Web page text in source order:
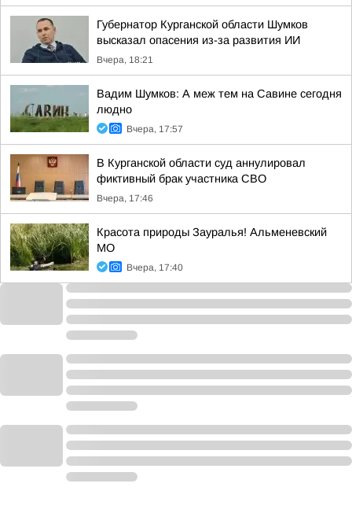
Губернатор Курганской области Шумков
высказал опасения из-за развития ИИ
Вчера, 18:21
Вадим Шумков: А меж тем на Савине сегодня
людно
Вчера, 17:57
В Курганской области суд аннулировал
фиктивный брак участника СВО
Вчера, 17:46
Красота природы Зауралья! Альменевский
МО
Вчера, 17:40